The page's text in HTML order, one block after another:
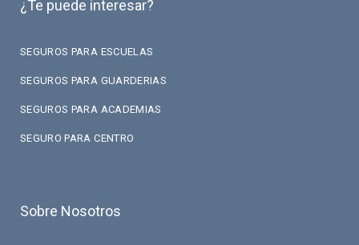
¿Te puede interesar?
SEGUROS PARA ESCUELAS
SEGUROS PARA GUARDERIAS
SEGUROS PARA ACADEMIAS
SEGURO PARA CENTRO
Sobre Nosotros